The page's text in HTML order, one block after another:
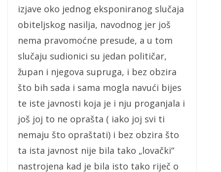
izjave oko jednog eksponiranog slučaja
obiteljskog nasilja, navodnog jer još
nema pravomoćne presude, a u tom
slučaju sudionici su jedan političar,
župan i njegova supruga, i bez obzira
što bih sada i sama mogla navući bijes
te iste javnosti koja je i nju proganjala i
još joj to ne oprašta ( iako joj svi ti
nemaju što opraštati) i bez obzira što
ta ista javnost nije bila tako „lovački“
nastrojena kad je bila isto tako riječ o